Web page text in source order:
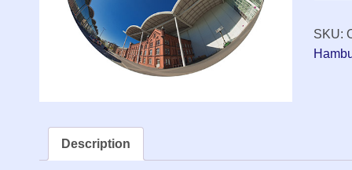
auf
SKU:
Description